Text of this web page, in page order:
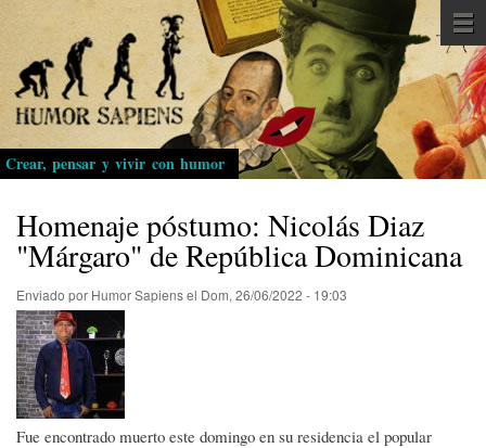
Pasar
al
contenido
principal
Crear, pensar y vivir con humor
Homenaje póstumo: Nicolás Diaz
"Márgaro" de República Dominicana
Enviado por Humor Sapiensel Dom, 26/06/2022 - 19:03
Fue encontrado muerto este domingo en su residencia el popular